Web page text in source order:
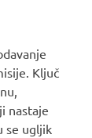
Ključ
nastaje
se ugljik